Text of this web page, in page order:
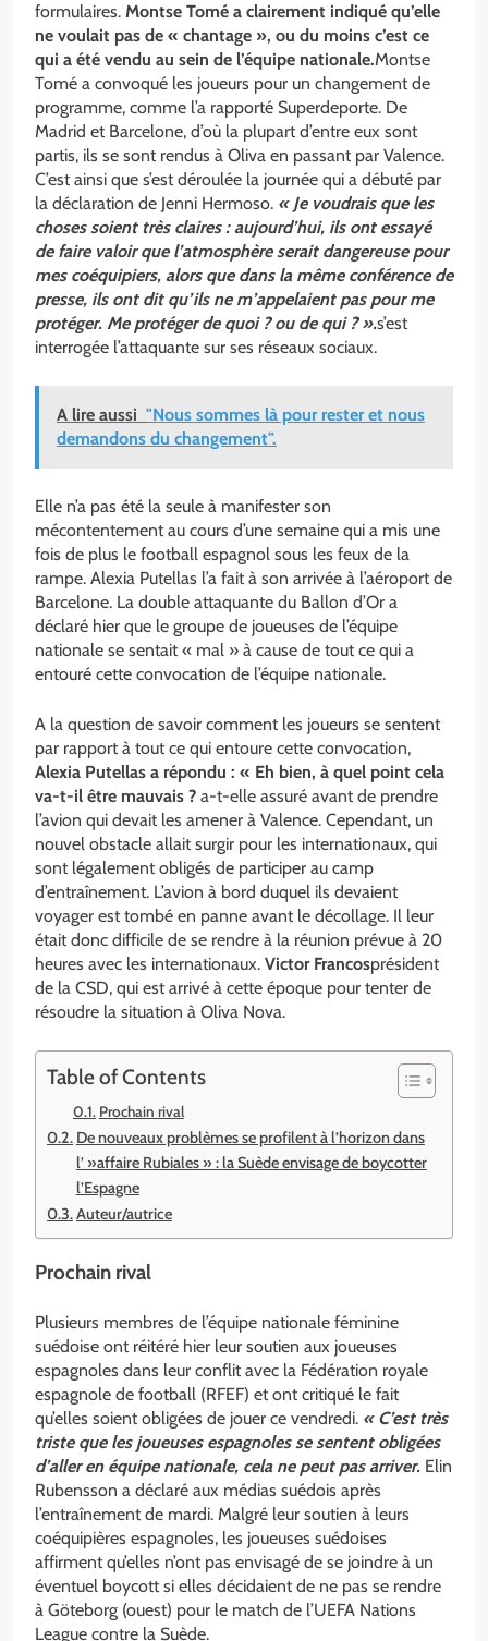
formulaires. Montse Tomé a clairement indiqué qu’elle
ne voulait pas de « chantage », ou du moins c’est ce
qui a été vendu au sein de l’équipe nationale.Montse
Tomé a convoqué les joueurs pour un changement de
programme, comme l’a rapporté Superdeporte. De
Madrid et Barcelone, d’où la plupart d’entre eux sont
partis, ils se sont rendus à Oliva en passant par Valence.
C’est ainsi que s’est déroulée la journée qui a débuté par
la déclaration de Jenni Hermoso. « Je voudrais que les
choses soient très claires : aujourd’hui, ils ont essayé
de faire valoir que l’atmosphère serait dangereuse pour
mes coéquipiers, alors que dans la même conférence de
presse, ils ont dit qu’ils ne m’appelaient pas pour me
protéger. Me protéger de quoi ? ou de qui ? ».s’est
interrogée l’attaquante sur ses réseaux sociaux.
A lire aussi "Nous sommes là pour rester et nous
demandons du changement".
Elle n’a pas été la seule à manifester son
mécontentement au cours d’une semaine qui a mis une
fois de plus le football espagnol sous les feux de la
rampe. Alexia Putellas l’a fait à son arrivée à l’aéroport de
Barcelone. La double attaquante du Ballon d’Or a
déclaré hier que le groupe de joueuses de l’équipe
nationale se sentait « mal » à cause de tout ce qui a
entouré cette convocation de l’équipe nationale.
A la question de savoir comment les joueurs se sentent
par rapport à tout ce qui entoure cette convocation,
Alexia Putellas a répondu : « Eh bien, à quel point cela
va-t-il être mauvais ? a-t-elle assuré avant de prendre
l’avion qui devait les amener à Valence. Cependant, un
nouvel obstacle allait surgir pour les internationaux, qui
sont légalement obligés de participer au camp
d’entraînement. L’avion à bord duquel ils devaient
voyager est tombé en panne avant le décollage. Il leur
était donc difficile de se rendre à la réunion prévue à 20
heures avec les internationaux. Victor Francosprésident
de la CSD, qui est arrivé à cette époque pour tenter de
résoudre la situation à Oliva Nova.
Table of Contents
Prochain rival
De nouveaux problèmes se profilent à l’horizon dans
l’ »affaire Rubiales » : la Suède envisage de boycotter
l’Espagne
Auteur/autrice
Prochain rival
Plusieurs membres de l’équipe nationale féminine
suédoise ont réitéré hier leur soutien aux joueuses
espagnoles dans leur conflit avec la Fédération royale
espagnole de football (RFEF) et ont critiqué le fait
qu’elles soient obligées de jouer ce vendredi. « C’est très
triste que les joueuses espagnoles se sentent obligées
d’aller en équipe nationale, cela ne peut pas arriver. Elin
Rubensson a déclaré aux médias suédois après
l’entraînement de mardi. Malgré leur soutien à leurs
coéquipières espagnoles, les joueuses suédoises
affirment qu’elles n’ont pas envisagé de se joindre à un
éventuel boycott si elles décidaient de ne pas se rendre
à Göteborg (ouest) pour le match de l’UEFA Nations
League contre la Suède.